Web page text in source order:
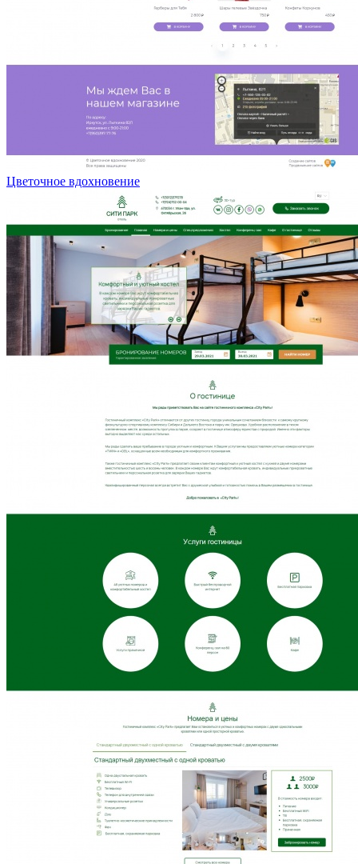
Цветочное вдохновение